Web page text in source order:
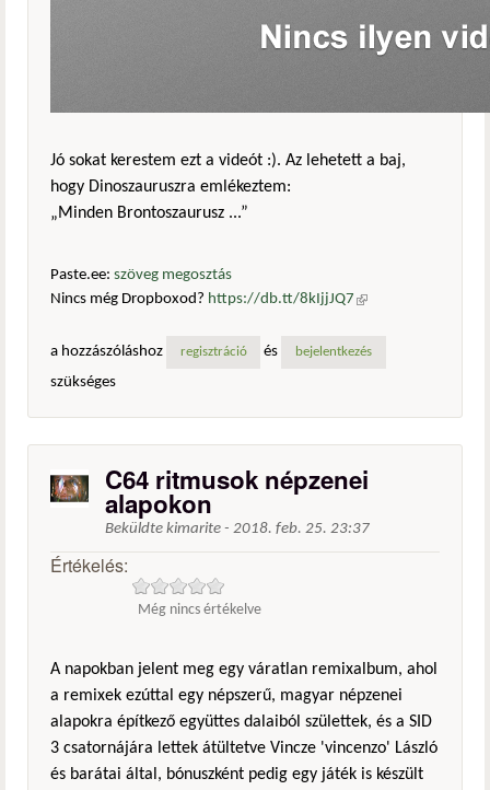
Jó sokat kerestem ezt a videót :). Az lehetett a baj,
hogy Dinoszauruszra emlékeztem:
„Minden Brontoszaurusz ...”
Paste.ee: szöveg megosztás
Nincs még Dropboxod? https://db.tt/8kIjjJQ7 (külső
a hozzászóláshoz
regisztráció és bejelentkezés
szükséges
C64 ritmusok népzenei
alapokon
Beküldte kimarite - 2018. feb. 25. 23:37
Értékelés:
Még nincs értékelve
A napokban jelent meg egy váratlan remixalbum, ahol
a remixek ezúttal egy népszerű, magyar népzenei
alapokra építkező együttes dalaiból születtek, és a SID
3 csatornájára lettek átültetve Vincze 'vincenzo' László
és barátai által, bónuszként pedig egy játék is készült